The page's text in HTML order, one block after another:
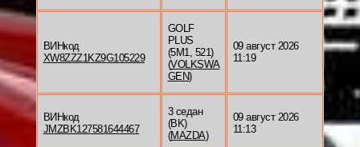
ВИНкод
XW8ZZZ1KZ9G105229
GOLF
PLUS
(5M1, 521)
(VOLKSWA
GEN)
09 август 2026
11:19
ВИНкод
JMZBK127581644467
3 седан
(BK)
(MAZDA)
09 август 2026
11:13